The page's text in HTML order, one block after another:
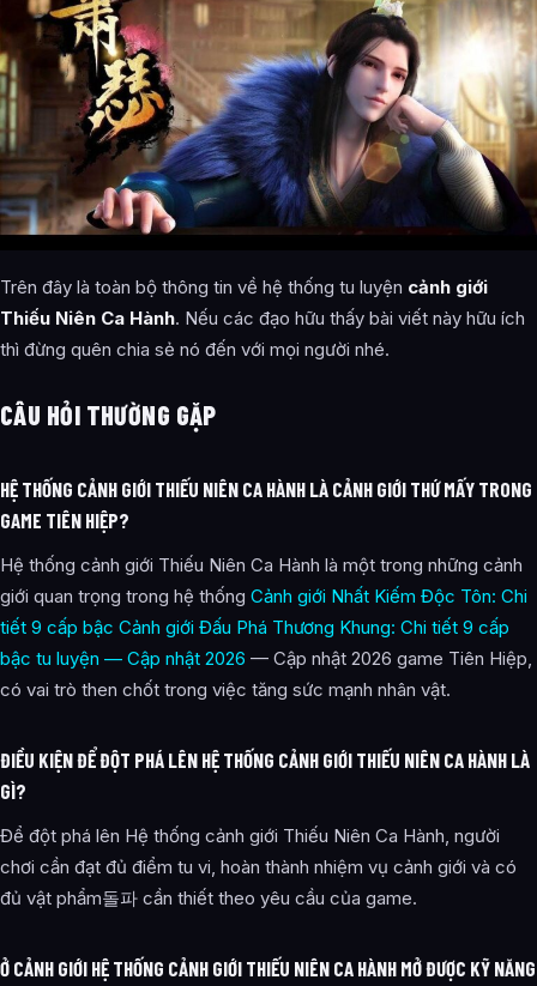
Trên đây là toàn bộ thông tin về hệ thống tu luyện cảnh giới
Thiếu Niên Ca Hành. Nếu các đạo hữu thấy bài viết này hữu ích
thì đừng quên chia sẻ nó đến với mọi người nhé.
CÂU HỎI THƯỜNG GẶP
HỆ THỐNG CẢNH GIỚI THIẾU NIÊN CA HÀNH LÀ CẢNH GIỚI THỨ MẤY TRONG
GAME TIÊN HIỆP?
Hệ thống cảnh giới Thiếu Niên Ca Hành là một trong những cảnh
giới quan trọng trong hệ thống Cảnh giới Nhất Kiếm Độc Tôn: Chi
tiết 9 cấp bậc Cảnh giới Đấu Phá Thương Khung: Chi tiết 9 cấp
bậc tu luyện — Cập nhật 2026 — Cập nhật 2026 game Tiên Hiệp,
có vai trò then chốt trong việc tăng sức mạnh nhân vật.
ĐIỀU KIỆN ĐỂ ĐỘT PHÁ LÊN HỆ THỐNG CẢNH GIỚI THIẾU NIÊN CA HÀNH LÀ
GÌ?
Để đột phá lên Hệ thống cảnh giới Thiếu Niên Ca Hành, người
chơi cần đạt đủ điểm tu vi, hoàn thành nhiệm vụ cảnh giới và có
đủ vật phẩm돌파 cần thiết theo yêu cầu của game.
Ở CẢNH GIỚI HỆ THỐNG CẢNH GIỚI THIẾU NIÊN CA HÀNH MỞ ĐƯỢC KỸ NĂNG